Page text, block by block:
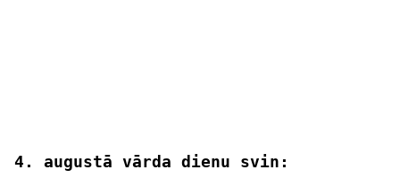
4. augustā vārda dienu svin: